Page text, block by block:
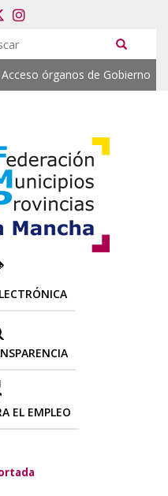
Acceso órganos de Gobierno
EL EMPLEO